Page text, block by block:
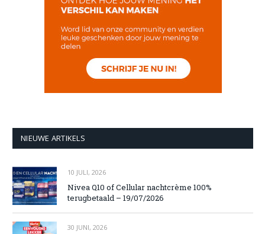
NIEUWE ARTIKELS
10 JULI, 2026
Nivea Q10 of Cellular nachtcrème 100%
terugbetaald – 19/07/2026
30 JUNI, 2026